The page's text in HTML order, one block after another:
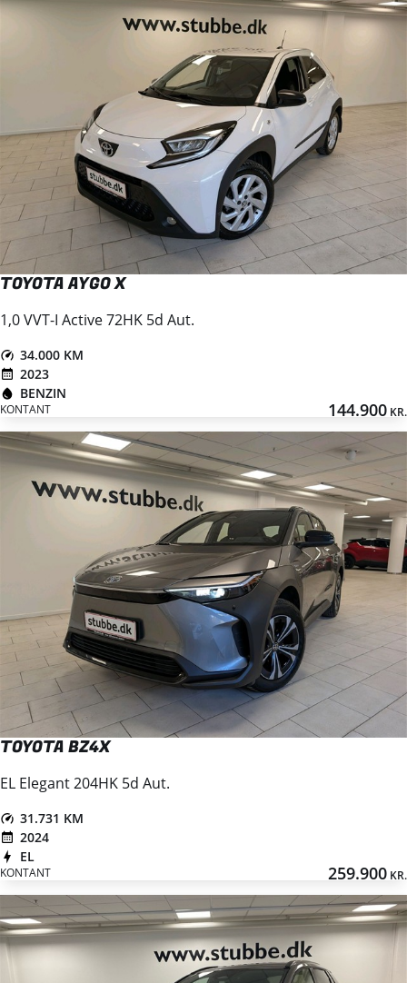
TOYOTA AYGO X
1,0 VVT-I Active 72HK 5d Aut.
34.000 KM
2023
BENZIN
KONTANT 144.900 KR.
TOYOTA BZ4X
EL Elegant 204HK 5d Aut.
31.731 KM
2024
EL
KONTANT 259.900 KR.